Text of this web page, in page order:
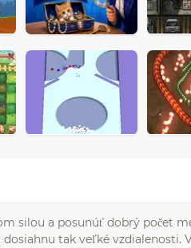
silou a posunúť dobrý počet
tak veľké vzdialenosti.